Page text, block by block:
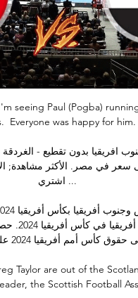
seeing Paul (Pogba)
Everyone was happy for him.
اشتري ...
على
Taylor are out of the
the Scottish Football